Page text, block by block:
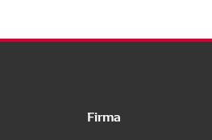
Firma